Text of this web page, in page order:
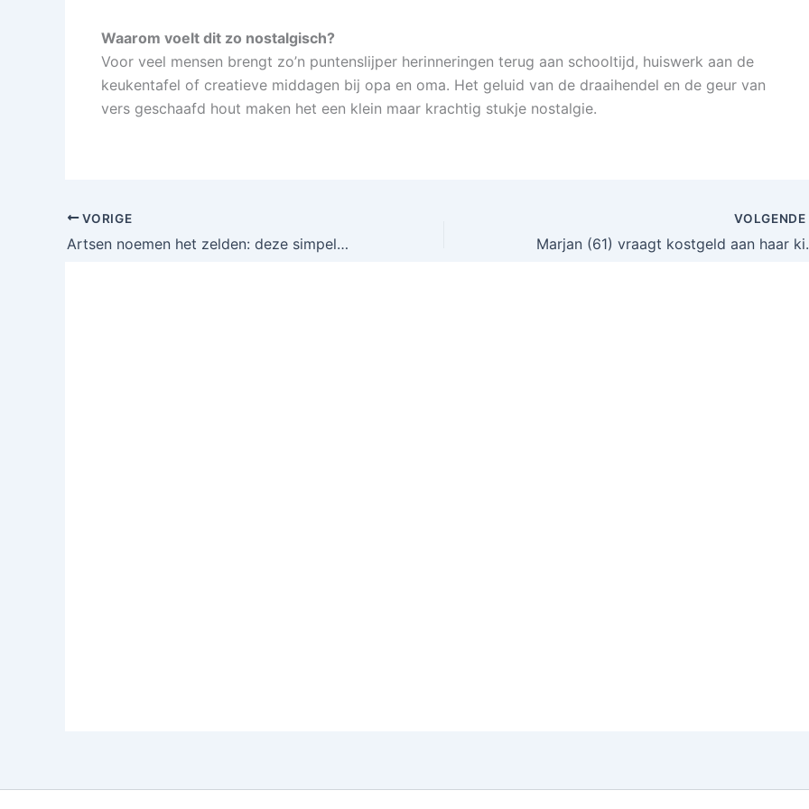
Waarom voelt dit zo nostalgisch?
Voor veel mensen brengt zo’n puntenslijper herinneringen terug aan schooltijd, huiswerk aan de
keukentafel of creatieve middagen bij opa en oma. Het geluid van de draaihendel en de geur van
vers geschaafd hout maken het een klein maar krachtig stukje nostalgie.
VORIGE
Artsen noemen het zelden: deze simpele aanpak helpt snel tegen hoofdluis
VOLGENDE
Marjan (61)